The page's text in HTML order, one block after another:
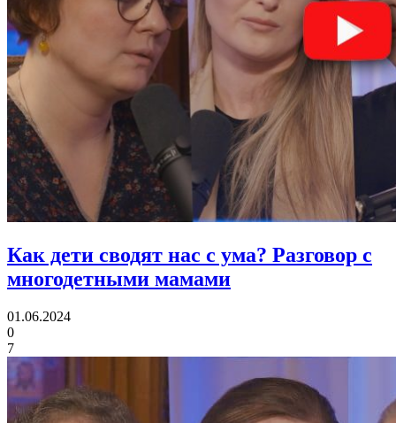
Как дети сводят нас с ума? Разговор с
многодетными мамами
01.06.2024
0
7